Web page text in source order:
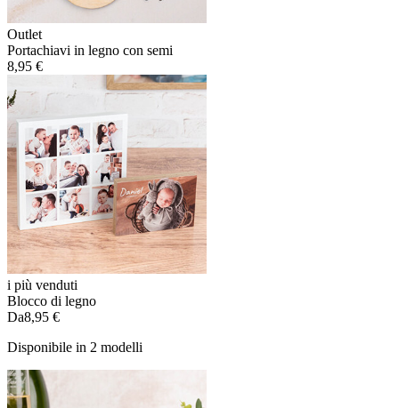
Outlet
Portachiavi in legno con semi
8,95 €
i più venduti
Blocco di legno
Da8,95 €
Disponibile in 2 modelli